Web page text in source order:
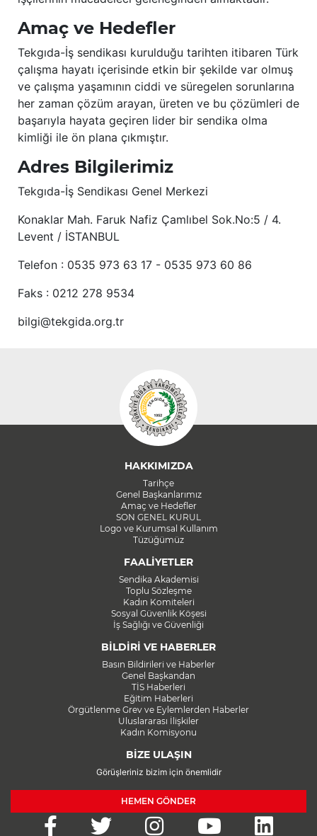
Amaç ve Hedefler
Tekgıda-İş sendikası kurulduğu tarihten itibaren Türk
çalışma hayatı içerisinde etkin bir şekilde var olmuş
ve çalışma yaşamının ciddi ve süregelen sorunlarına
her zaman çözüm arayan, üreten ve bu çözümleri de
başarıyla hayata geçiren lider bir sendika olma
kimliği ile ön plana çıkmıştır.
Adres Bilgilerimiz
Tekgıda-İş Sendikası Genel Merkezi
Konaklar Mah. Faruk Nafiz Çamlıbel Sok.No:5 / 4.
Levent / İSTANBUL
Telefon : 0535 973 63 17 - 0535 973 60 86
Faks : 0212 278 9534
bilgi@tekgida.org.tr
HAKKIMIZDA
Tarihçe
Genel Başkanlarımız
Amaç ve Hedefler
SON GENEL KURUL
Logo ve Kurumsal Kullanım
Tüzüğümüz
FAALİYETLER
Sendika Akademisi
Toplu Sözleşme
Kadın Komiteleri
Sosyal Güvenlik Köşesi
İş Sağlığı ve Güvenliği
BİLDİRİ VE HABERLER
Basın Bildirileri ve Haberler
Genel Başkandan
TİS Haberleri
Eğitim Haberleri
Örgütlenme Grev ve Eylemlerden Haberler
Uluslararası İlişkiler
Kadın Komisyonu
BİZE ULAŞIN
Görüşleriniz bizim için önemlidir
HEMEN GÖNDER